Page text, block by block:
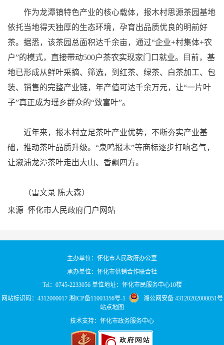
作为龙潭镇特色产业的核心载体，报木村思源茶园基地
依托当地得天独厚的生态环境，孕育出品质优良的明前好
茶。据悉，该茶园总面积达千余亩，通过“企业+村集体+农
户”的模式，直接带动500户茶农实现家门口就业。目前，基
地已形成从鲜叶采摘、筛选，到红茶、绿茶、白茶加工、包
装、销售的完整产业链，年产值可达千余万元，让“一片叶
子”真正成为瑶乡群众的“致富叶”。
近年来，报木村立足茶叶产业优势，不断夯实产业基
础，推动茶叶品质升级。“泉鸣报木”等商标逐步打响名气，
让溆浦龙潭茶叶走出大山、香飘四方。
（雷文录 陈大森）
来源 怀化市人民政府门户网站
主办单位：怀化市人民政府办公室
承办单位：怀化市供销合作联合社
Tel：0745-2233056 单位地址：怀化市民服务中心10楼
网站标识码：4312000017 湘ICP备11003356号-1
湘公网安备 43120202000051号
站点地图
技术支持：怀化市政务服务中心